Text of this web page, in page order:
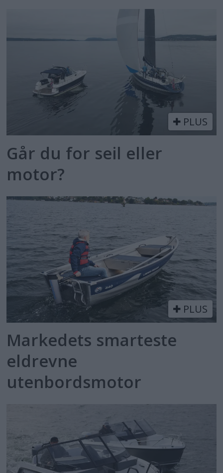
PLUS
Går du for seil eller
motor?
PLUS
Markedets smarteste
eldrevne
utenbordsmotor